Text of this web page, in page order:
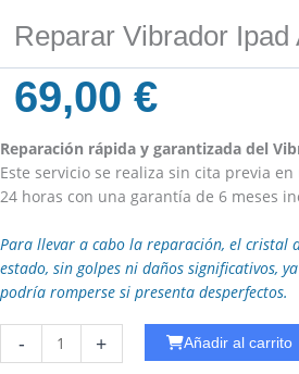
Reparar Vibrador Ipad
69,00€
Reparación rápida y garantizada del
Este servicio se realiza sin cita previa
24 horas con una garantía de 6 meses
Para llevar a cabo la reparación, el cristal
estado, sin golpes ni daños significativos,
podría romperse si presenta desperfectos.
-
Ipad
+ Añadir al carrito